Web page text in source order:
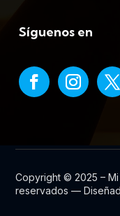
Síguenos en
Copyright © 2025 –
reservados —